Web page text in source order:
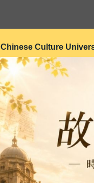
Chinese Culture